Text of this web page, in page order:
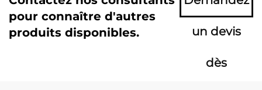
pour connaître d'autres
produits disponibles.
un devis
dès